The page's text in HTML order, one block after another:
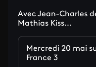
Avec Jean-Charles
Mathias Kiss...
Mercredi 20 mai
France 3